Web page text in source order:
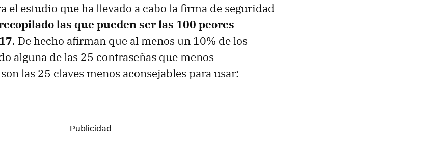
el estudio que ha llevado a cabo la firma de seguridad
las que pueden ser las 100 peores
. De hecho afirman que al menos un 10% de los
alguna de las 25 contraseñas que menos
las 25 claves menos aconsejables para usar: